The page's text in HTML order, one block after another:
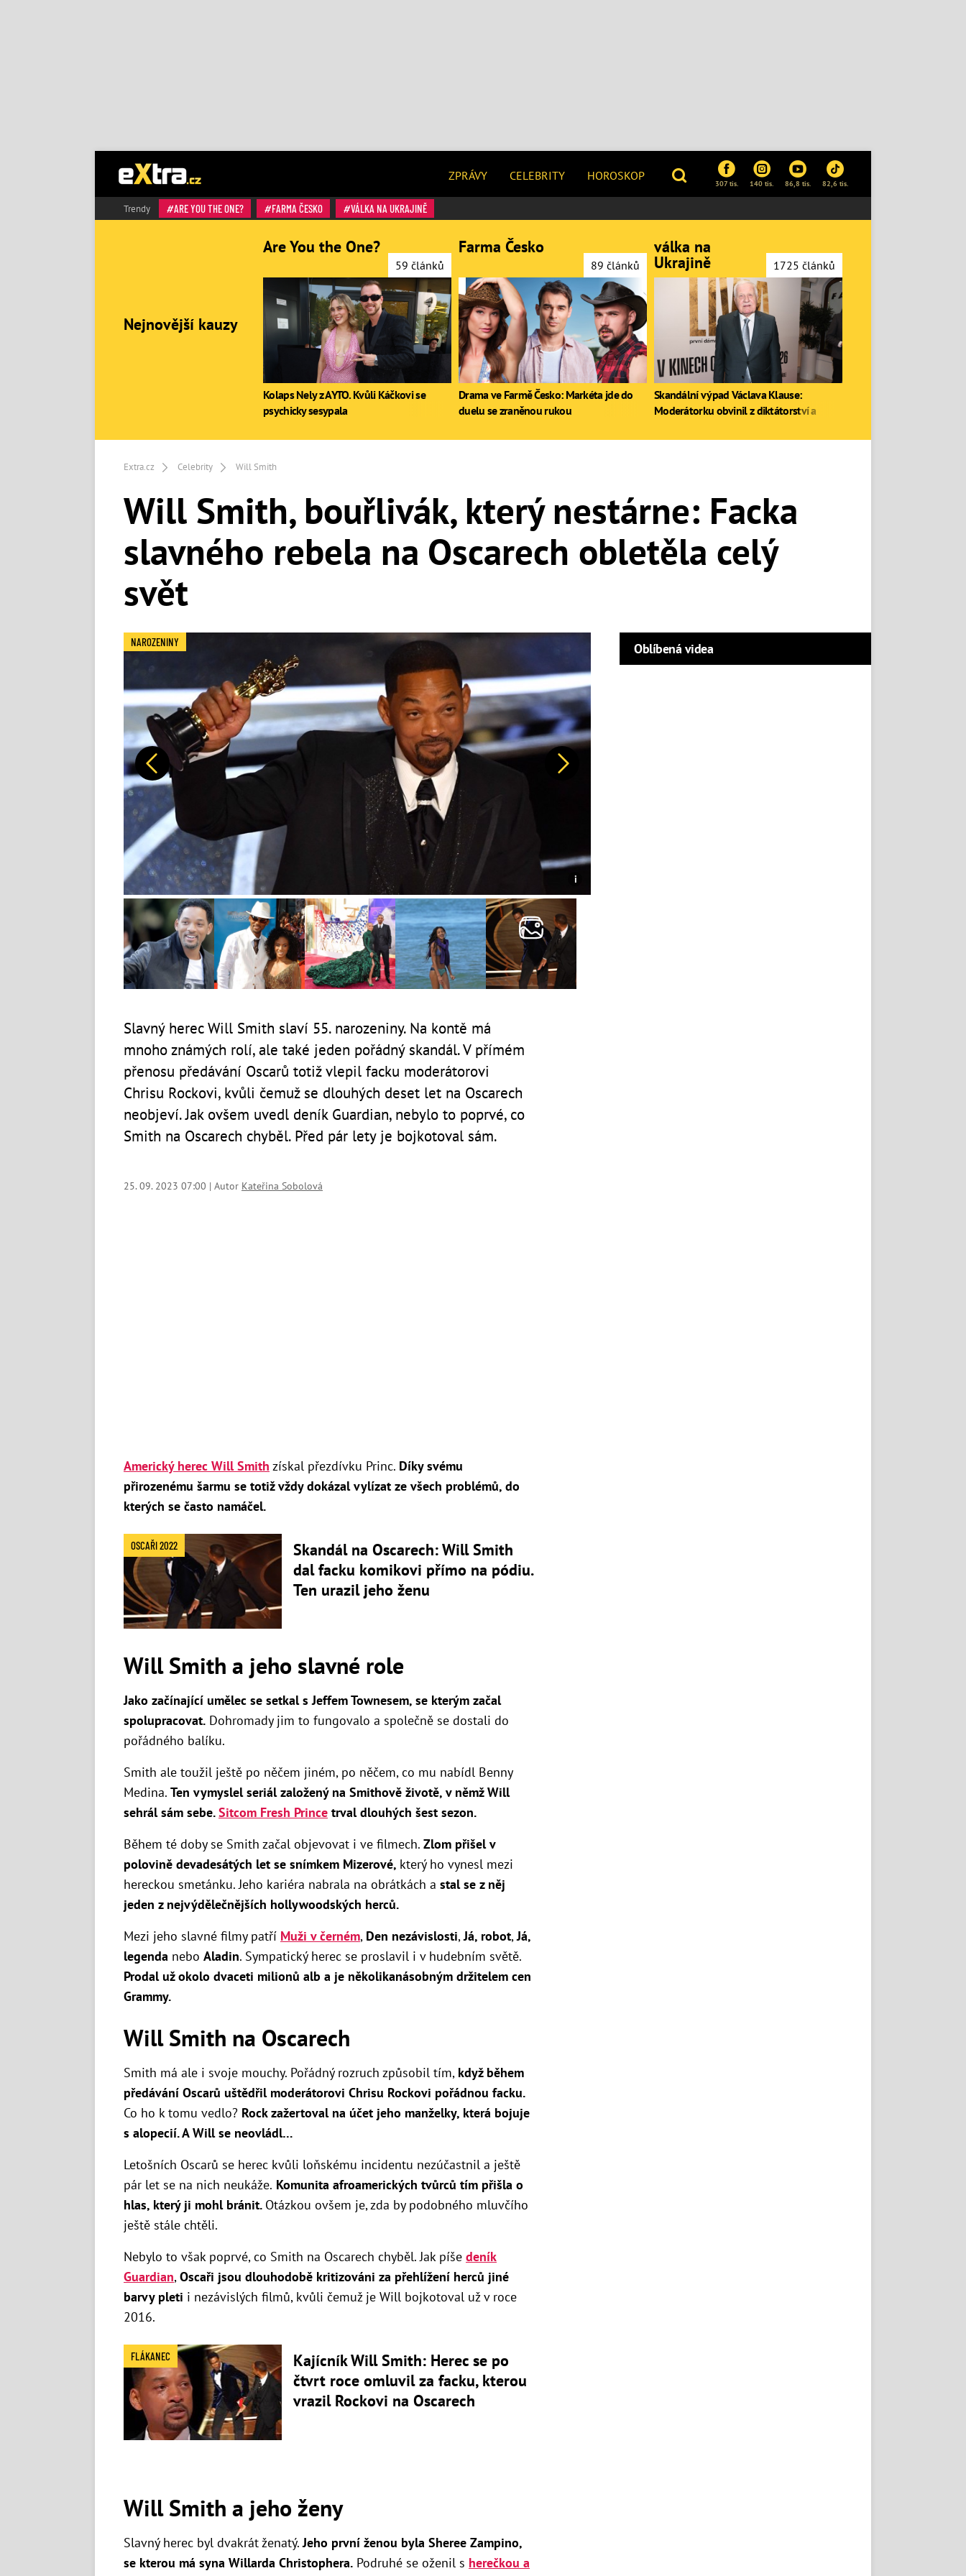
ZPRÁVY CELEBRITY HOROSKOP
307 tis. 140 tis. 86,8 tis. 82,6 tis.
Trendy ARE YOU THE ONE? FARMA ČESKO VÁLKA NA UKRAJINĚ
Extra.cz Celebrity Will Smith
Will Smith, bouřlivák, který nestárne: Facka
slavného rebela na Oscarech obletěla celý
svět
Předchozí Další
NAROZENINY
Slavný herec Will Smith slaví 55. narozeniny. Na kontě má
mnoho známých rolí, ale také jeden pořádný skandál. V přímém
přenosu předávání Oscarů totiž vlepil facku moderátorovi
Chrisu Rockovi, kvůli čemuž se dlouhých deset let na Oscarech
neobjeví. Jak ovšem uvedl deník Guardian, nebylo to poprvé, co
Smith na Oscarech chyběl. Před pár lety je bojkotoval sám.
25. 09. 2023 07:00 | Autor Kateřina Sobolová
Americký herec Will Smith získal přezdívku Princ. Díky svému
přirozenému šarmu se totiž vždy dokázal vylízat ze všech problémů, do
kterých se často namáčel.
OSCAŘI 2022
Skandál na Oscarech: Will Smith
dal facku komikovi přímo na pódiu.
Ten urazil jeho ženu
Will Smith a jeho slavné role
Jako začínající umělec se setkal s Jeffem Townesem, se kterým začal
spolupracovat. Dohromady jim to fungovalo a společně se dostali do
pořádného balíku.
Smith ale toužil ještě po něčem jiném, po něčem, co mu nabídl Benny
Medina. Ten vymyslel seriál založený na Smithově životě, v němž Will
sehrál sám sebe.Sitcom Fresh Prince trval dlouhých šest sezon.
Během té doby se Smith začal objevovat i ve filmech. Zlom přišel v
polovině devadesátých let se snímkem Mizerové, který ho vynesl mezi
hereckou smetánku. Jeho kariéra nabrala na obrátkách a stal se z něj
jeden z nejvýdělečnějších hollywoodských herců.
Mezi jeho slavné filmy patří Muži v černém, Den nezávislosti,Já, robot,Já,
legenda nebo Aladin. Sympatický herec se proslavil i v hudebním světě.
Prodal už okolo dvaceti milionů alb a je několikanásobným držitelem cen
Grammy.
Will Smith na Oscarech
Smith má ale i svoje mouchy. Pořádný rozruch způsobil tím, když během
předávání Oscarů uštědřil moderátorovi Chrisu Rockovi pořádnou facku.
Co ho k tomu vedlo? Rock zažertoval na účet jeho manželky, která bojuje
s alopecií. A Will se neovládl…
Letošních Oscarů se herec kvůli loňskému incidentu nezúčastnil a ještě
pár let se na nich neukáže. Komunita afroamerických tvůrců tím přišla o
hlas, který ji mohl bránit. Otázkou ovšem je, zda by podobného mluvčího
ještě stále chtěli.
Nebylo to však poprvé, co Smith na Oscarech chyběl. Jak píše deník
Guardian,Oscaři jsou dlouhodobě kritizováni za přehlížení herců jiné
barvy pleti i nezávislých filmů, kvůli čemuž je Will bojkotoval už v roce
2016.
FLÁKANEC
Kajícník Will Smith: Herec se po
čtvrt roce omluvil za facku, kterou
vrazil Rockovi na Oscarech
Will Smith a jeho ženy
Slavný herec byl dvakrát ženatý.Jeho první ženou byla Sheree Zampino,
se kterou má syna Willarda Christophera. Podruhé se oženil s herečkou a
Oblíbená videa
Nejnovější kauzy
Are You the One?
59 článků
Kolaps Nely z AYTO. Kvůli Káčkovi se
psychicky sesypala
Farma Česko
89 článků
Drama ve Farmě Česko: Markéta jde do
duelu se zraněnou rukou
válka na
Ukrajině 1725 článků
Skandální výpad Václava Klause:
Moderátorku obvinil z diktátorství a